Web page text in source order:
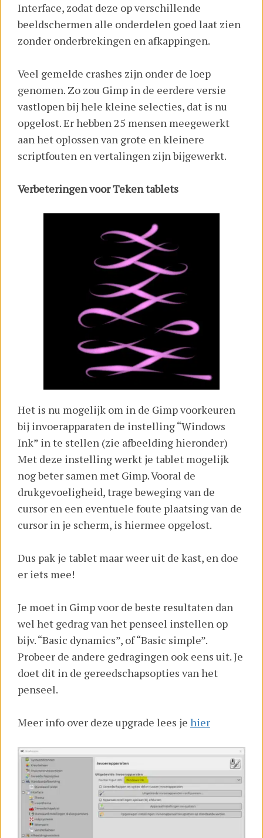
Interface, zodat deze op verschillende
beeldschermen alle onderdelen goed laat zien
zonder onderbrekingen en afkappingen.
Veel gemelde crashes zijn onder de loep
genomen. Zo zou Gimp in de eerdere versie
vastlopen bij hele kleine selecties, dat is nu
opgelost. Er hebben 25 mensen meegewerkt
aan het oplossen van grote en kleinere
scriptfouten en vertalingen zijn bijgewerkt.
Verbeteringen voor Teken tablets
Het is nu mogelijk om in de Gimp voorkeuren
bij invoerapparaten de instelling “Windows
Ink” in te stellen (zie afbeelding hieronder)
Met deze instelling werkt je tablet mogelijk
nog beter samen met Gimp. Vooral de
drukgevoeligheid, trage beweging van de
cursor en een eventuele foute plaatsing van de
cursor in je scherm, is hiermee opgelost.
Dus pak je tablet maar weer uit de kast, en doe
er iets mee!
Je moet in Gimp voor de beste resultaten dan
wel het gedrag van het penseel instellen op
bijv. “Basic dynamics”, of “Basic simple”.
Probeer de andere gedragingen ook eens uit. Je
doet dit in de gereedschapsopties van het
penseel.
Meer info over deze upgrade lees je hier